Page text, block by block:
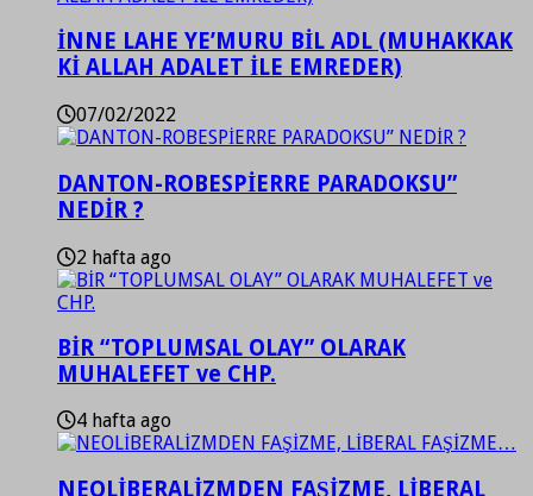
İNNE LAHE YE’MURU BİL ADL (MUHAKKAK
Kİ ALLAH ADALET İLE EMREDER)
07/02/2022
DANTON-ROBESPİERRE PARADOKSU”
NEDİR ?
2 hafta ago
BİR “TOPLUMSAL OLAY” OLARAK
MUHALEFET ve CHP.
4 hafta ago
NEOLİBERALİZMDEN FAŞİZME, LİBERAL